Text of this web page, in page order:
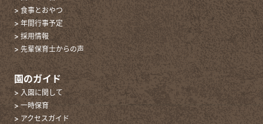
> 食事とおやつ
> 年間行事予定
> 採用情報
> 先輩保育士からの声
園のガイド
> 入園に関して
> 一時保育
> アクセスガイド